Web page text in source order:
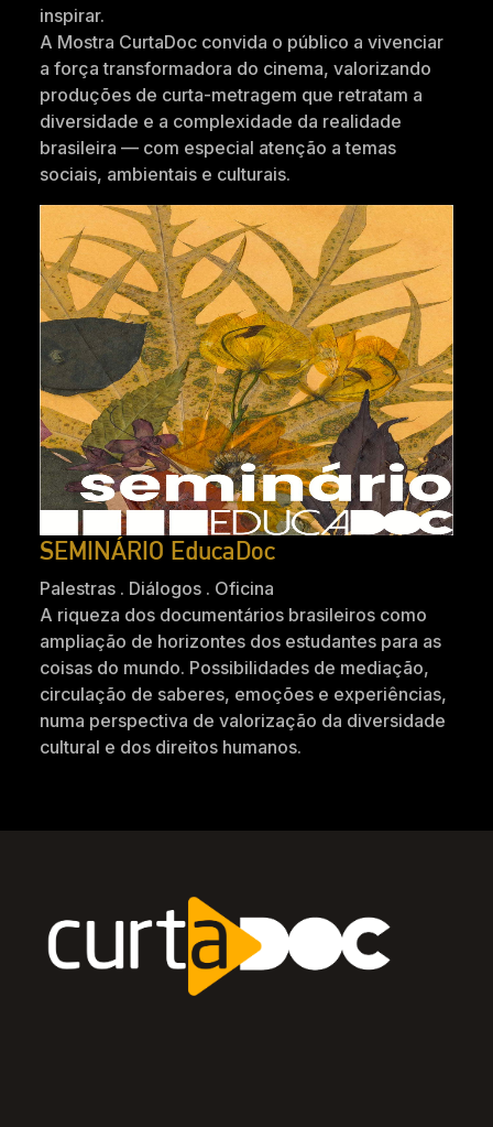
inspirar.
A Mostra CurtaDoc convida o público a vivenciar
a força transformadora do cinema, valorizando
produções de curta-metragem que retratam a
diversidade e a complexidade da realidade
brasileira — com especial atenção a temas
sociais, ambientais e culturais.
SEMINÁRIO EducaDoc
Palestras . Diálogos . Oficina
A riqueza dos documentários brasileiros como
ampliação de horizontes dos estudantes para as
coisas do mundo. Possibilidades de mediação,
circulação de saberes, emoções e experiências,
numa perspectiva de valorização da diversidade
cultural e dos direitos humanos.